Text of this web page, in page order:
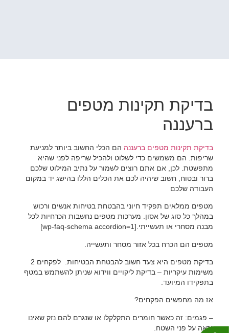
בדיקת תקינות מטפים
ברעננה
בדיקת תקינות מטפים ברעננה הם הכלי החשוב ביותר למניעת
שריפות. הם משמשים כדי לשלוט ולהכיל שריפה לפני שהיא
מתפשטת. לכן, אם אתם רוצים לשמור על נתיב המילוט שלכם
ברור ובטוח, חשוב שיהיה לכם את הכלים הללו בהישג יד במקום
העבודה שלכם
מטפים ממלאים תפקיד חיוני בהבטחת בטיחות אנשים ורכוש
במהלך כל סוג של אסון. מערכות מטפים נחשבות הכרחיות לכל
מבנה מסחרי או תעשייתי.[wp-faq-schema accordion=1]
מטפים הם הכרח בכל אזור מסחר ותעשייה.
בדיקת מטפים היא צעד חשוב להבטחת הבטיחות. לפקחים 2
משימות עיקריות – בדיקת ליקויים ווידוא שניתן להשתמש במטף
בתפקידו המיועד.
אז מה מחפשים הפקחים?
– פגמים: זה כאשר חומרים התקלקלו או שנגרם להם נזק שאינו
נראה על פני השטח.